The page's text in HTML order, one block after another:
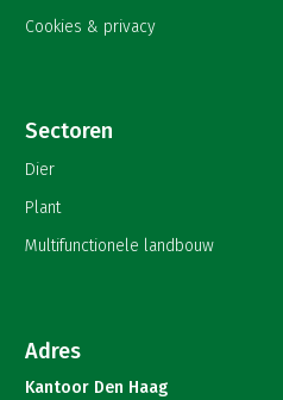
Cookies & privacy
Sectoren
Dier
Plant
Multifunctionele landbouw
Adres
Kantoor Den Haag